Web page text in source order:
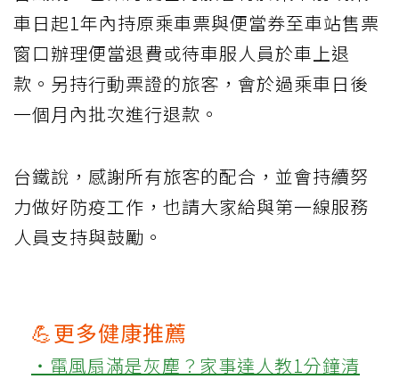
車日起1年內持原乘車票與便當券至車站售票
窗口辦理便當退費或待車服人員於車上退
款。另持行動票證的旅客，會於過乘車日後
一個月內批次進行退款。
台鐵說，感謝所有旅客的配合，並會持續努
力做好防疫工作，也請大家給與第一線服務
人員支持與鼓勵。
💪更多健康推薦
‧電風扇滿是灰塵？家事達人教1分鐘清